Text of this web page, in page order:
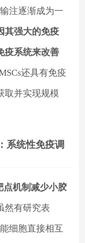
注逐渐成为一
其强大的免疫
疫系统来改善
还具有免疫
取并实现规模
系统性免疫调
点机制减少小胶
然有研究表
细胞直接相互